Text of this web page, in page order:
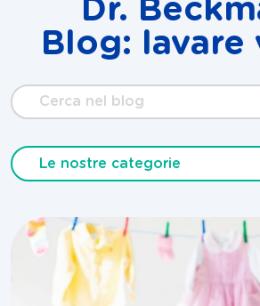
Dr.
Blog: lavare
Cerca
nel
Le nostre categorie